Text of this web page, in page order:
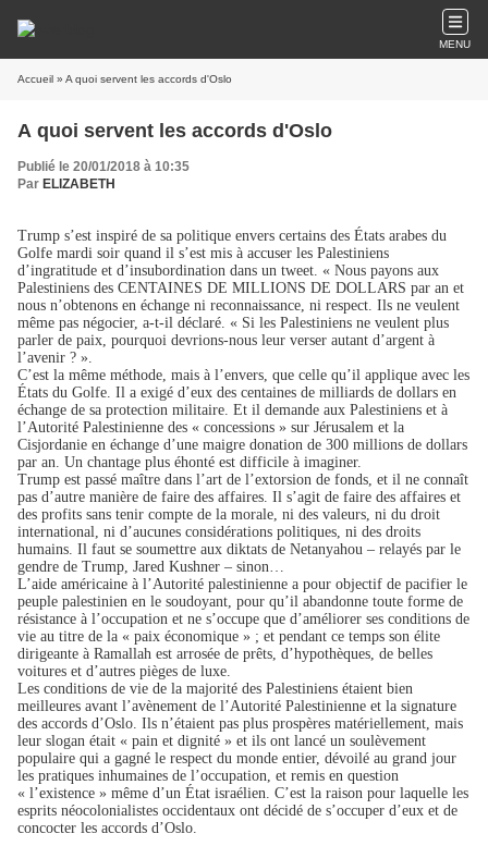
MENU
Accueil » A quoi servent les accords d'Oslo
A quoi servent les accords d'Oslo
Publié le 20/01/2018 à 10:35
Par ELIZABETH
Trump s’est inspiré de sa politique envers certains des États arabes du
Golfe mardi soir quand il s’est mis à accuser les Palestiniens
d’ingratitude et d’insubordination dans un tweet. « Nous payons aux
Palestiniens des CENTAINES DE MILLIONS DE DOLLARS par an et
nous n’obtenons en échange ni reconnaissance, ni respect. Ils ne veulent
même pas négocier, a-t-il déclaré. « Si les Palestiniens ne veulent plus
parler de paix, pourquoi devrions-nous leur verser autant d’argent à
l’avenir ? ».
C’est la même méthode, mais à l’envers, que celle qu’il applique avec les
États du Golfe. Il a exigé d’eux des centaines de milliards de dollars en
échange de sa protection militaire. Et il demande aux Palestiniens et à
l’Autorité Palestinienne des « concessions » sur Jérusalem et la
Cisjordanie en échange d’une maigre donation de 300 millions de dollars
par an. Un chantage plus éhonté est difficile à imaginer.
Trump est passé maître dans l’art de l’extorsion de fonds, et il ne connaît
pas d’autre manière de faire des affaires. Il s’agit de faire des affaires et
des profits sans tenir compte de la morale, ni des valeurs, ni du droit
international, ni d’aucunes considérations politiques, ni des droits
humains. Il faut se soumettre aux diktats de Netanyahou – relayés par le
gendre de Trump, Jared Kushner – sinon…
L’aide américaine à l’Autorité palestinienne a pour objectif de pacifier le
peuple palestinien en le soudoyant, pour qu’il abandonne toute forme de
résistance à l’occupation et ne s’occupe que d’améliorer ses conditions de
vie au titre de la « paix économique » ; et pendant ce temps son élite
dirigeante à Ramallah est arrosée de prêts, d’hypothèques, de belles
voitures et d’autres pièges de luxe.
Les conditions de vie de la majorité des Palestiniens étaient bien
meilleures avant l’avènement de l’Autorité Palestinienne et la signature
des accords d’Oslo. Ils n’étaient pas plus prospères matériellement, mais
leur slogan était « pain et dignité » et ils ont lancé un soulèvement
populaire qui a gagné le respect du monde entier, dévoilé au grand jour
les pratiques inhumaines de l’occupation, et remis en question
« l’existence » même d’un État israélien. C’est la raison pour laquelle les
esprits néocolonialistes occidentaux ont décidé de s’occuper d’eux et de
concocter les accords d’Oslo.